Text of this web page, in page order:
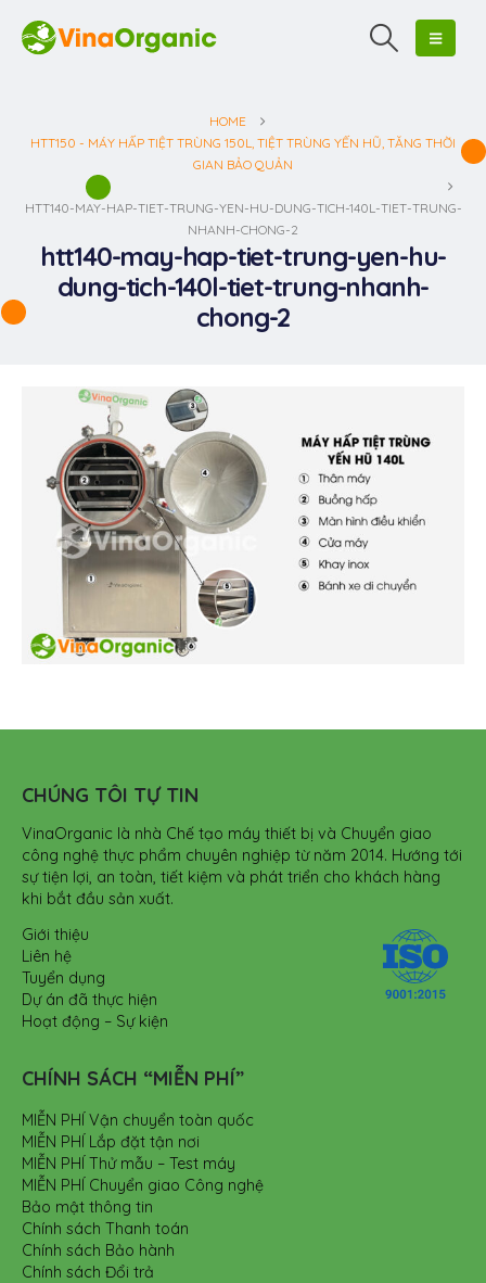
HOME
HTT150 - MÁY HẤP TIỆT TRÙNG 150L, TIỆT TRÙNG YẾN HŨ, TĂNG THỜI
GIAN BẢO QUẢN
HTT140-MAY-HAP-TIET-TRUNG-YEN-HU-DUNG-TICH-140L-TIET-TRUNG-
NHANH-CHONG-2
htt140-may-hap-tiet-trung-yen-hu-
dung-tich-140l-tiet-trung-nhanh-
chong-2
CHÚNG TÔI TỰ TIN
VinaOrganic là nhà Chế tạo máy thiết bị và Chuyển giao
công nghệ thực phẩm chuyên nghiệp từ năm 2014. Hướng tới
sự tiện lợi, an toàn, tiết kiệm và phát triển cho khách hàng
khi bắt đầu sản xuất.
Giới thiệu
Liên hệ
Tuyển dụng
Dự án đã thực hiện
Hoạt động – Sự kiện
CHÍNH SÁCH “MIỄN PHÍ”
MIỄN PHÍ Vận chuyển toàn quốc
MIỄN PHÍ Lắp đặt tận nơi
MIỄN PHÍ Thử mẫu – Test máy
MIỄN PHÍ Chuyển giao Công nghệ
Bảo mật thông tin
Chính sách Thanh toán
Chính sách Bảo hành
Chính sách Đổi trả